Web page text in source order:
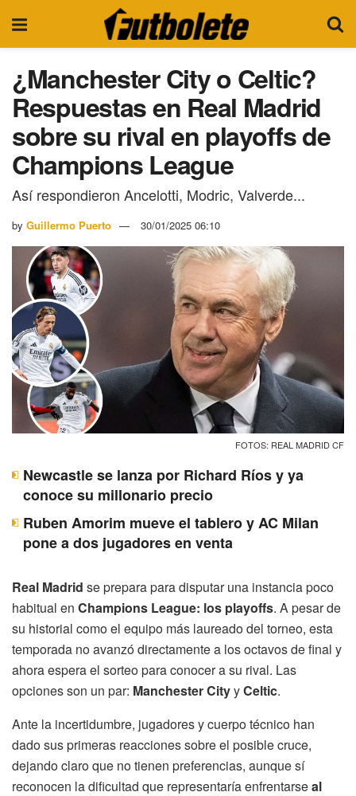
¿Manchester City o Celtic?
Respuestas en Real Madrid
sobre su rival en playoffs de
Champions League
Así respondieron Ancelotti, Modric, Valverde...
by Guillermo Puerto 30/01/2025 06:10
FOTOS: REAL MADRID CF
Newcastle se lanza por Richard Ríos y ya
conoce su millonario precio
Ruben Amorim mueve el tablero y AC Milan
pone a dos jugadores en venta
Real Madrid se prepara para disputar una instancia poco
habitual en Champions League: los playoffs. A pesar de
su historial como el equipo más laureado del torneo, esta
temporada no avanzó directamente a los octavos de final y
ahora espera el sorteo para conocer a su rival. Las
opciones son un par: Manchester CityyCeltic.
Ante la incertidumbre, jugadores y cuerpo técnico han
dado sus primeras reacciones sobre el posible cruce,
dejando claro que no tienen preferencias, aunque sí
reconocen la dificultad que representaría enfrentarseal